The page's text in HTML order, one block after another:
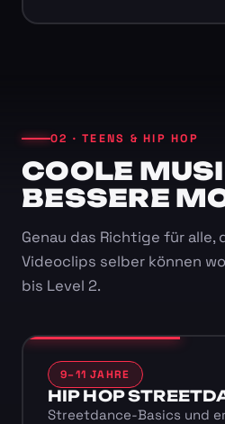
02 · TEENS & HIP HOP
COOLE
BESSERE
Genau das Richtige für alle,
Videoclips selber können
bis Level 2.
9–11 JAHRE
HIP HOP
Streetdance-Basics und